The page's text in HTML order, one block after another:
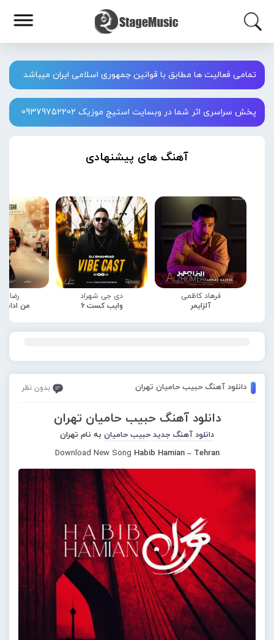
تمامی فعالیت ها مطابق با قوانین جمهوری اسلامی ایران میباشد
پخش سراسری اثر شما در وبسایت استیج موزیک 09379752202
آهنگ های پیشنهادی
فرهاد کاظمی
آلزایمر
دی جی شهراد
وایب کست 6
رضا
من
دانلود آهنگ حبیب حامیان تهران بدون نظر
دانلود آهنگ حبیب حامیان تهران
دانلود آهنگ جدید حبیب حامیان به نام تهران
Download New Song Habib Hamian – Tehran